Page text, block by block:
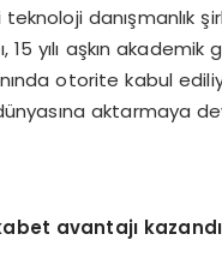
teknoloji danışmanlık
yılı aşkın akademik
otorite kabul
aktarmaya
avantajı